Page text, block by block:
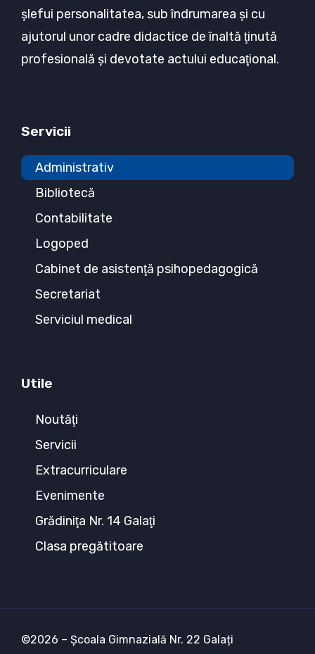
şlefui personalitatea, sub îndrumarea şi cu
ajutorul unor cadre didactice de înaltă ţinută
profesională şi devotate actului educaţional.
Servicii
Administrativ
Bibliotecă
Contabilitate
Logoped
Cabinet de asistenţă psihopedagogică
Secretariat
Serviciul medical
Utile
Noutăţi
Servicii
Extracurriculare
Evenimente
Grădiniţa Nr. 14 Galaţi
Clasa pregătitoare
©2026 – Școala Gimnazială Nr. 22 Galați